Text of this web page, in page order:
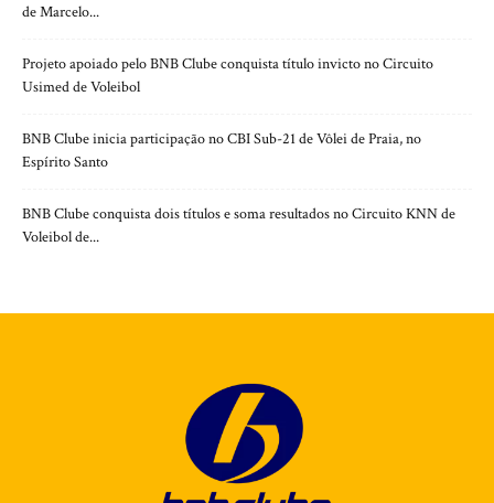
de Marcelo...
Projeto apoiado pelo BNB Clube conquista título invicto no Circuito
Usimed de Voleibol
BNB Clube inicia participação no CBI Sub-21 de Vôlei de Praia, no
Espírito Santo
BNB Clube conquista dois títulos e soma resultados no Circuito KNN de
Voleibol de...